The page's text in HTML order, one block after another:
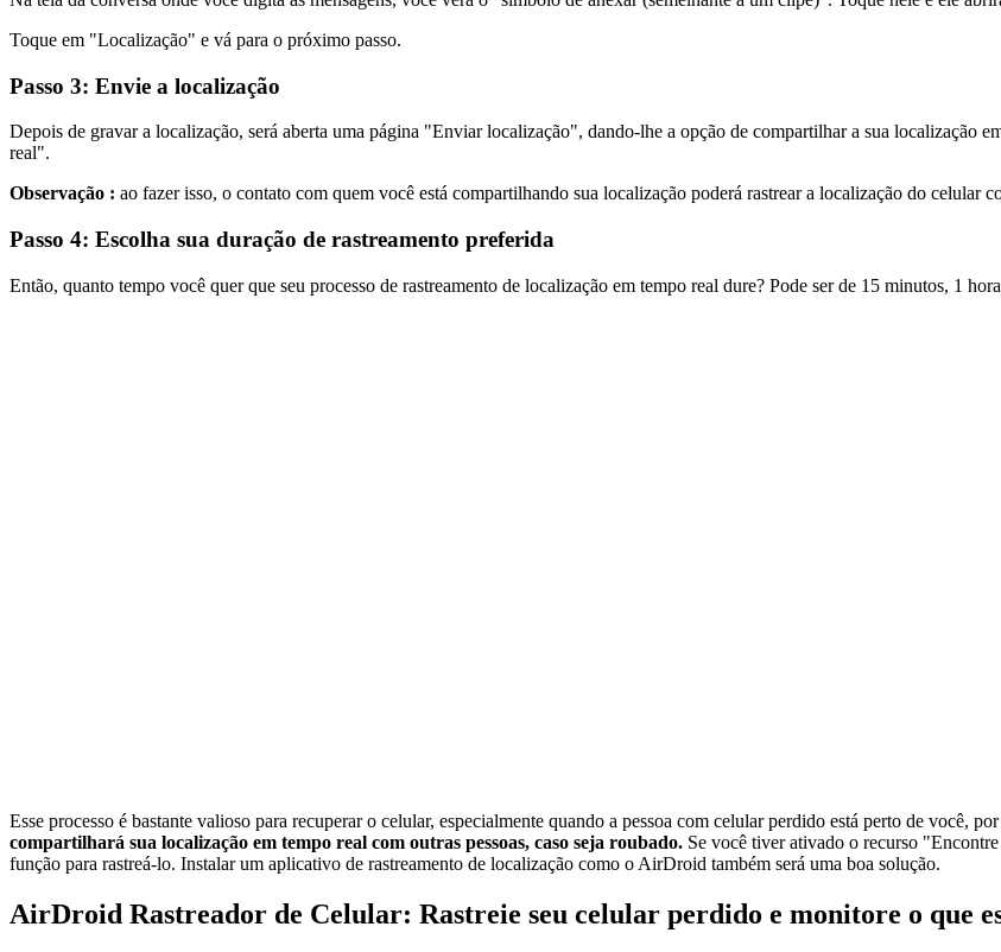
Toque em "Localização" e vá para o próximo passo.
Passo 3: Envie a localização
Depois de gravar a localização, será aberta uma página "Enviar localização", dando-lhe a opção de compartilhar a sua localização
real".
Observação : ao fazer isso, o contato com quem você está compartilhando sua localização poderá rastrear a localização do celular
Passo 4: Escolha sua duração de rastreamento preferida
Então, quanto tempo você quer que seu processo de rastreamento de localização em tempo real dure? Pode ser de 15 minutos, 1
Esse processo é bastante valioso para recuperar o celular, especialmente quando a pessoa com celular perdido está perto de você,
compartilhará sua localização em tempo real com outras pessoas, caso seja roubado. Se você tiver ativado o recurso
função para rastreá-lo. Instalar um aplicativo de rastreamento de localização como o AirDroid também será uma boa solução.
AirDroid Rastreador de Celular: Rastreie seu celular perdido e monitore o que